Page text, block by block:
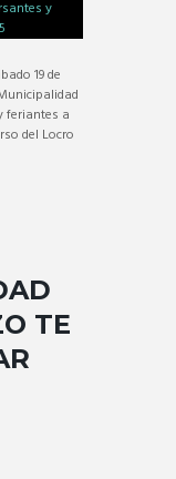
19 de
feriantes a
del Locro
TE